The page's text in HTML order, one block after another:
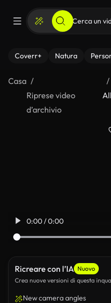
Coverr+ Natura
Casa
Riprese video
d’archivio
0:00 / 0:00
Ricreare con l’IA Nuovo
Crea nuove versioni di questa
New camera angles